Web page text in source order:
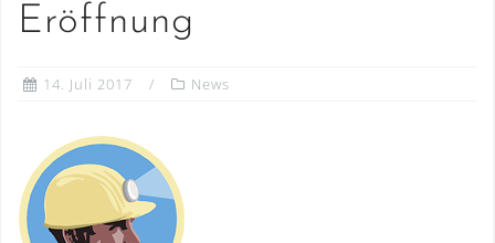
Eröffnung
14. Juli 2017 News